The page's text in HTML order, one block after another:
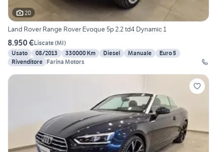
20
Land Rover Range Rover Evoque 5p 2.2 td4 Dynamic 1
8.950 €Liscate(MI)
Usato
08/2013 330000 Km Diesel Manuale
Euro 5
Rivenditore Farina Motors